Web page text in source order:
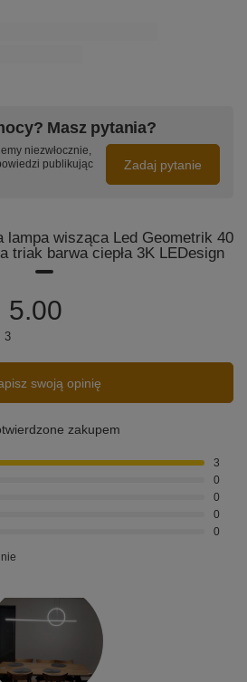
Masz pytania?
niezwłocznie,
publikując
Zadaj pytanie
lampa wisząca Led Geometrik 40
triak barwa ciepła 3K LEDesign
5.00
3
swoją opinię
zakupem
3
0
0
0
0